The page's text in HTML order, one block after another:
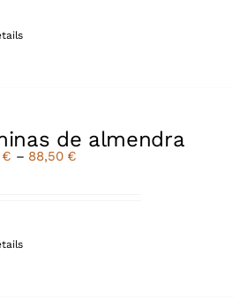
de almendra
€ – 88,50 €